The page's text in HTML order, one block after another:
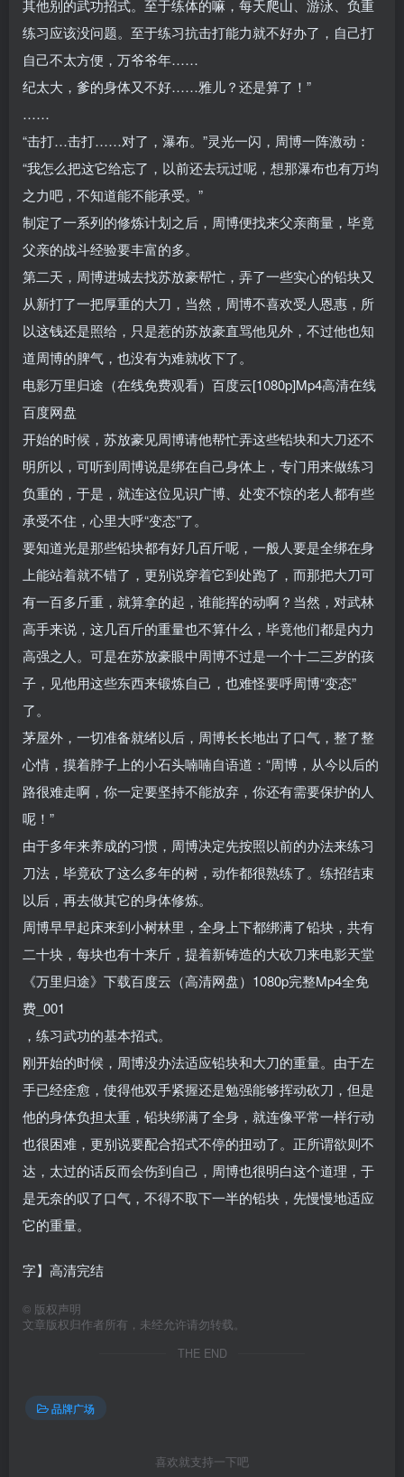
其他别的武功招式。至于练体的嘛，每天爬山、游泳、负重
练习应该没问题。至于练习抗击打能力就不好办了，自己打
自己不太方便，万爷爷年……
纪太大，爹的身体又不好……雅儿？还是算了！”
……
“击打…击打……对了，瀑布。”灵光一闪，周博一阵激动：
“我怎么把这它给忘了，以前还去玩过呢，想那瀑布也有万均
之力吧，不知道能不能承受。”
制定了一系列的修炼计划之后，周博便找来父亲商量，毕竟
父亲的战斗经验要丰富的多。
第二天，周博进城去找苏放豪帮忙，弄了一些实心的铅块又
从新打了一把厚重的大刀，当然，周博不喜欢受人恩惠，所
以这钱还是照给，只是惹的苏放豪直骂他见外，不过他也知
道周博的脾气，也没有为难就收下了。
电影万里归途（在线免费观看）百度云[1080p]Mp4高清在线
百度网盘
开始的时候，苏放豪见周博请他帮忙弄这些铅块和大刀还不
明所以，可听到周博说是绑在自己身体上，专门用来做练习
负重的，于是，就连这位见识广博、处变不惊的老人都有些
承受不住，心里大呼“变态”了。
要知道光是那些铅块都有好几百斤呢，一般人要是全绑在身
上能站着就不错了，更别说穿着它到处跑了，而那把大刀可
有一百多斤重，就算拿的起，谁能挥的动啊？当然，对武林
高手来说，这几百斤的重量也不算什么，毕竟他们都是内力
高强之人。可是在苏放豪眼中周博不过是一个十二三岁的孩
子，见他用这些东西来锻炼自己，也难怪要呼周博“变态”
了。
茅屋外，一切准备就绪以后，周博长长地出了口气，整了整
心情，摸着脖子上的小石头喃喃自语道：“周博，从今以后的
路很难走啊，你一定要坚持不能放弃，你还有需要保护的人
呢！”
由于多年来养成的习惯，周博决定先按照以前的办法来练习
刀法，毕竟砍了这么多年的树，动作都很熟练了。练招结束
以后，再去做其它的身体修炼。
周博早早起床来到小树林里，全身上下都绑满了铅块，共有
二十块，每块也有十来斤，提着新铸造的大砍刀来电影天堂
《万里归途》下载百度云（高清网盘）1080p完整Mp4全免
费_001
，练习武功的基本招式。
刚开始的时候，周博没办法适应铅块和大刀的重量。由于左
手已经痊愈，使得他双手紧握还是勉强能够挥动砍刀，但是
他的身体负担太重，铅块绑满了全身，就连像平常一样行动
也很困难，更别说要配合招式不停的扭动了。正所谓欲则不
达，太过的话反而会伤到自己，周博也很明白这个道理，于
是无奈的叹了口气，不得不取下一半的铅块，先慢慢地适应
它的重量。
字】高清完结
© 版权声明
文章版权归作者所有，未经允许请勿转载。
THE END
品牌广场
喜欢就支持一下吧